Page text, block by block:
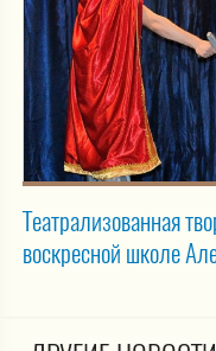
Театрализованная
воскресной школе